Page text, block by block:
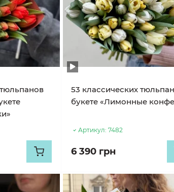
53 классических
букете «Лимонные
Артикул: 7482
6 390 грн